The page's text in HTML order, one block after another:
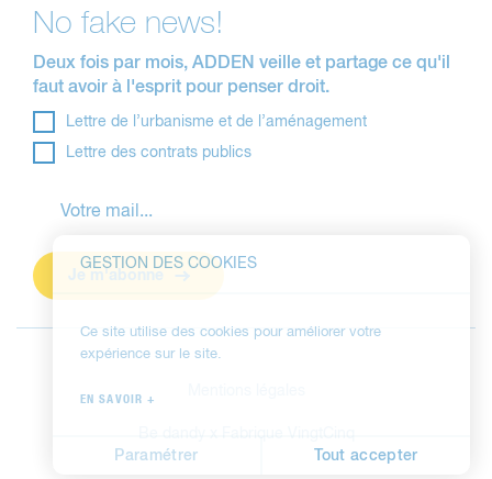
No fake news!
Deux fois par mois, ADDEN veille et partage ce qu'il
faut avoir à l'esprit pour penser droit.
Lettre de l’urbanisme et de l’aménagement
Lettre des contrats publics
Je m'abonne
GESTION DES COOKIES
Ce site utilise des cookies pour améliorer votre
expérience sur le site.
EN SAVOIR +
Paramétrer Tout accepter